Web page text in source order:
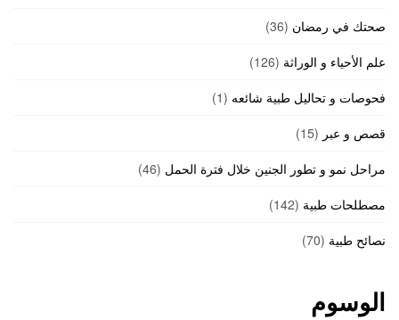
صحتك في رمضان (36)
علم الأحياء و الوراثة (126)
فحوصات و تحاليل طبية شائعه (1)
قصص و عبر (15)
مراحل نمو و تطور الجنين خلال فترة الحمل (46)
مصطلحات طبية (142)
نصائح طبية (70)
الوسوم